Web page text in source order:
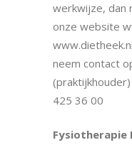
werkwijze, dan
onze website
neem contact
425 36 00
Fysiotherapie